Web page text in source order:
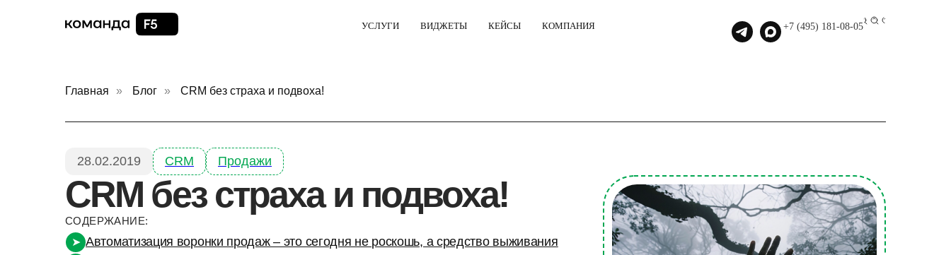
УСЛУГИ ВИДЖЕТЫ КЕЙСЫ КОМПАНИЯ +7 (495) 181-08-05
000
Главная » Блог » CRM без страха и подвоха!
28.02.2019 CRM Продажи
CRM без страха и подвоха!
СОДЕРЖАНИЕ:
➤ Автоматизация воронки продаж – это сегодня не роскошь, а средство выживания